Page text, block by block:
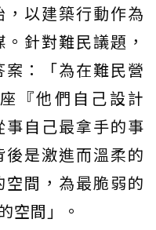
以建築行動作為
針對難民議題，
：「為在難民營
『他們自己設計
自己最拿手的事
是激進而溫柔的
間，為最脆弱的
空間」。